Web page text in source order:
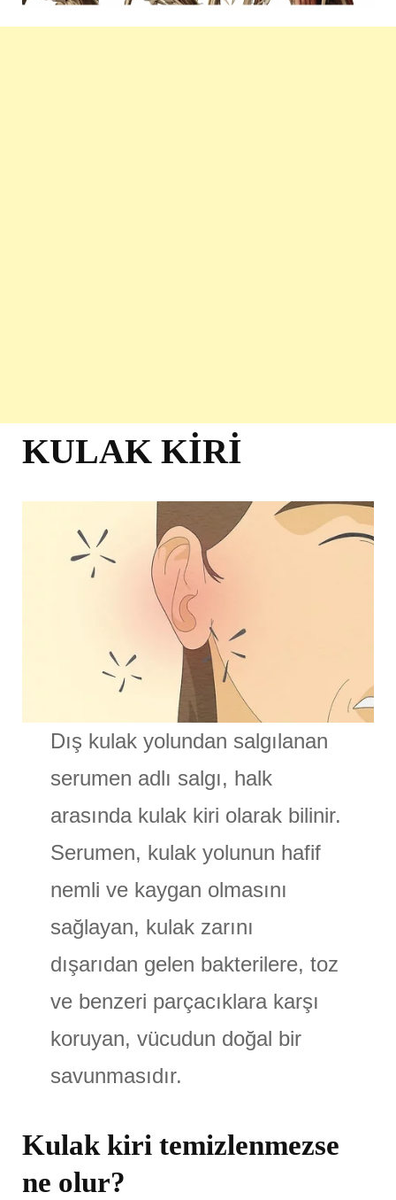
KULAK KİRİ
Dış kulak yolundan salgılanan
serumen adlı salgı, halk
arasında kulak kiri olarak bilinir.
Serumen, kulak yolunun hafif
nemli ve kaygan olmasını
sağlayan, kulak zarını
dışarıdan gelen bakterilere, toz
ve benzeri parçacıklara karşı
koruyan, vücudun doğal bir
savunmasıdır.
Kulak kiri temizlenmezse
ne olur?